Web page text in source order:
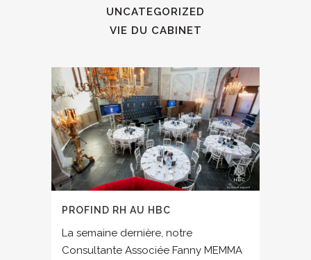
UNCATEGORIZED
VIE DU CABINET
PROFIND RH AU HBC
La semaine dernière, notre
Consultante Associée Fanny MEMMA